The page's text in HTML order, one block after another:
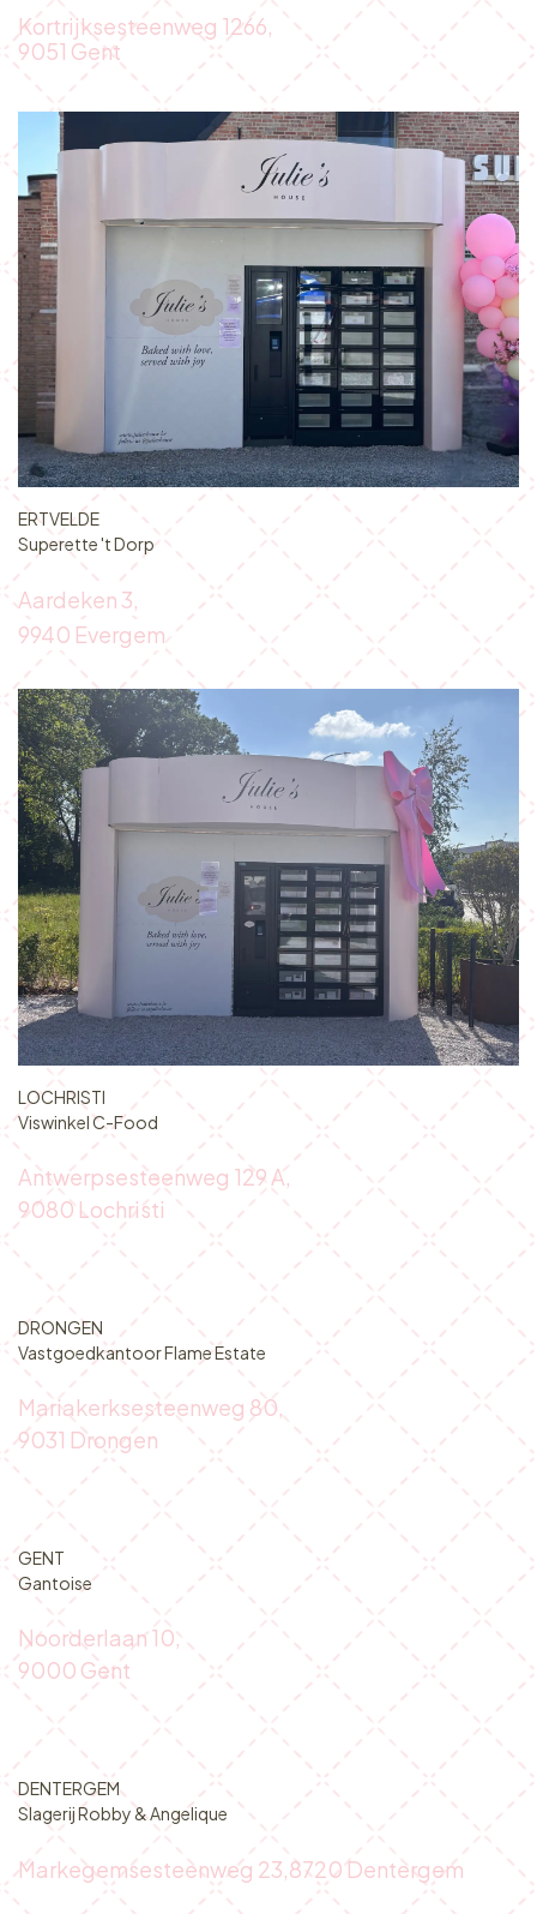
Kortrijksesteenweg 1266,
9051 Gent
ERTVELDE
Superette 't Dorp
Aardeken 3,
9940 Evergem
LOCHRISTI
Viswinkel C-Food
Antwerpsesteenweg 129 A,
9080 Lochristi
DRONGEN
Vastgoedkantoor Flame Estate
Mariakerksesteenweg 80,
9031 Drongen
GENT